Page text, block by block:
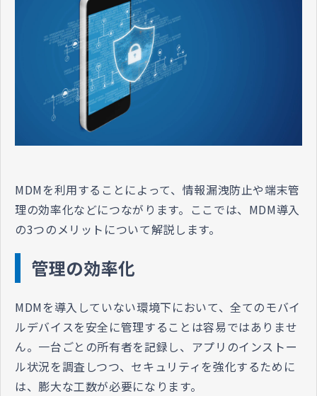
MDMを利用することによって、情報漏洩防止や端末管
理の効率化などにつながります。ここでは、MDM導入
の3つのメリットについて解説します。
管理の効率化
MDMを導入していない環境下において、全てのモバイ
ルデバイスを安全に管理することは容易ではありませ
ん。一台ごとの所有者を記録し、アプリのインストー
ル状況を調査しつつ、セキュリティを強化するために
は、膨大な工数が必要になります。